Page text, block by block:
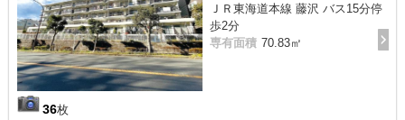
36枚
ＪＲ東海道本線 藤沢 バス15分停
歩2分
専有面積 70.83㎡